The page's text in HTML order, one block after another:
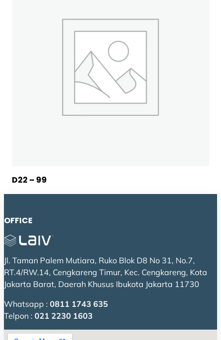
D22 – 99
OFFICE
Jl. Taman Palem Mutiara, Ruko Blok D8 No 31, No.7,
RT.4/RW.14, Cengkareng Timur, Kec. Cengkareng, Kota
Jakarta Barat, Daerah Khusus Ibukota Jakarta 11730
Whatsapp : 0811 1743 635
Telpon : 021 2230 1603